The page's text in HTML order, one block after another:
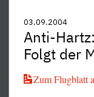
03.09.2004
Anti-Hartz:
Folgt der
Zum Flugblatt